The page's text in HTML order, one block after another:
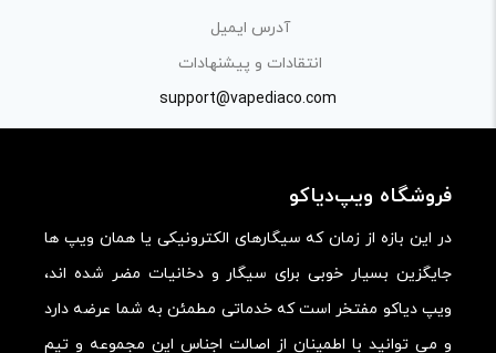
در نظر داشته باشید هدف نهایی از ارائه‌ی نظر درباره‌ی کالا
ارائه‌ی اطلاعات مشخص و دقیق برای راهنمایی سایر کاربران در
فرآیند خرید یک محصول توسط ایشان است.
راهنمایی در این بخش خودداری کرده و سوالات خود را در بخش
«پرسش و پاسخ» مطرح کنید.
آدرس ایمیل
انتقادات و پیشنهادات
support@vapediaco.com
فروشگاه ویپ‌دیاکو
در این بازه از زمان که سیگارهای الکترونیکی یا همان ویپ ها
جایگزین بسیار خوبی برای سیگار و دخانیات مضر شده اند،
ویپ دیاکو مفتخر است که خدماتی مطمئن به شما عرضه دارد
و می توانید با اطمینان از اصالت اجناس این مجموعه و تیم